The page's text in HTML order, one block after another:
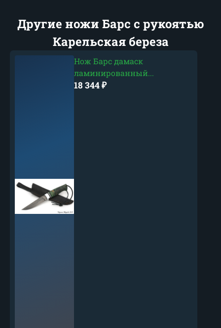
Другие ножи Барс с рукоятью
Карельская береза
Нож Барс дамаск
ламинированный...
18 344₽